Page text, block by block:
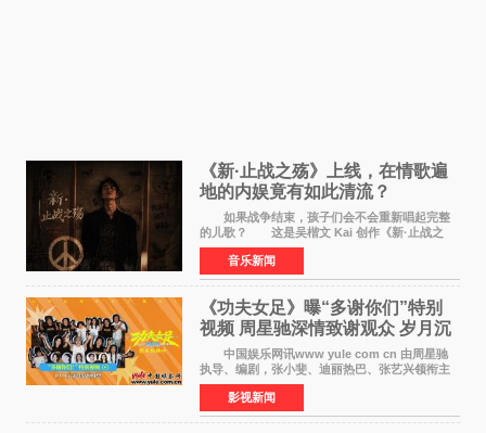
《新·止战之殇》上线，在情歌遍
地的内娱竟有如此清流？
如果战争结束，孩子们会不会重新唱起完整
的儿歌？ 这是吴楷文 Kai 创作《新·止战之
殇》时最初的想法。 从伊朗相关冲突引发的
地区局势，到世界各地仍在发生的动荡与不安，
战争从来不只
音乐新闻
《功夫女足》曝“多谢你们”特别
视频 周星驰深情致谢观众 岁月沉
淀不灭初心
中国娱乐网讯www yule com cn 由周星驰
执导、编剧，张小斐、迪丽热巴、张艺兴领衔主
演，刘嘉玲、佐藤健特别出演，艾米、雪野、蔡
思贝、胡予安、倪好特别介绍的喜剧电影《功夫
女足》释出多谢你
影视新闻